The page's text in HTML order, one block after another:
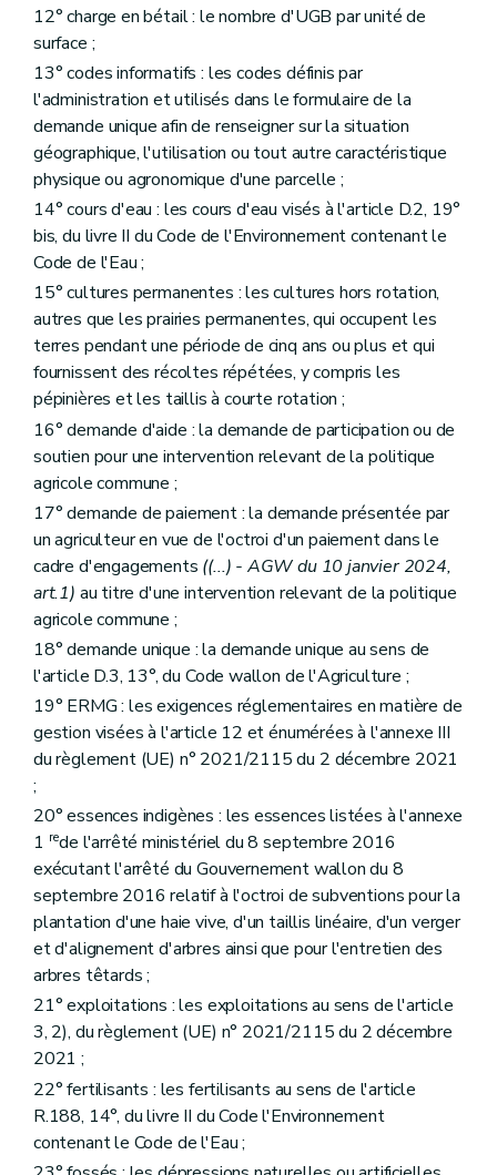
12° charge en bétail : le nombre d'UGB par unité de
surface ;
13° codes informatifs : les codes définis par
l'administration et utilisés dans le formulaire de la
demande unique afin de renseigner sur la situation
géographique, l'utilisation ou tout autre caractéristique
physique ou agronomique d'une parcelle ;
14° cours d'eau : les cours d'eau visés à l'article D.2, 19°
bis, du livre II du Code de l'Environnement contenant le
Code de l'Eau ;
15° cultures permanentes : les cultures hors rotation,
autres que les prairies permanentes, qui occupent les
terres pendant une période de cinq ans ou plus et qui
fournissent des récoltes répétées, y compris les
pépinières et les taillis à courte rotation ;
16° demande d'aide : la demande de participation ou de
soutien pour une intervention relevant de la politique
agricole commune ;
17° demande de paiement : la demande présentée par
un agriculteur en vue de l'octroi d'un paiement dans le
cadre d'engagements ((...) - AGW du 10 janvier 2024,
art.1) au titre d'une intervention relevant de la politique
agricole commune ;
18° demande unique : la demande unique au sens de
l'article D.3, 13°, du Code wallon de l'Agriculture ;
19° ERMG : les exigences réglementaires en matière de
gestion visées à l'article 12 et énumérées à l'annexe III
du règlement (UE) n° 2021/2115 du 2 décembre 2021
;
20° essences indigènes : les essences listées à l'annexe
1 rede l'arrêté ministériel du 8 septembre 2016
exécutant l'arrêté du Gouvernement wallon du 8
septembre 2016 relatif à l'octroi de subventions pour la
plantation d'une haie vive, d'un taillis linéaire, d'un verger
et d'alignement d'arbres ainsi que pour l'entretien des
arbres têtards ;
21° exploitations : les exploitations au sens de l'article
3, 2), du règlement (UE) n° 2021/2115 du 2 décembre
2021 ;
22° fertilisants : les fertilisants au sens de l'article
R.188, 14°, du livre II du Code l'Environnement
contenant le Code de l'Eau ;